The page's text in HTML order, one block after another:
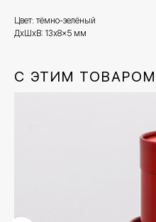
Цвет: тёмно-зелёный
ДxШxВ: 13x8x5 мм
С ЭТИМ